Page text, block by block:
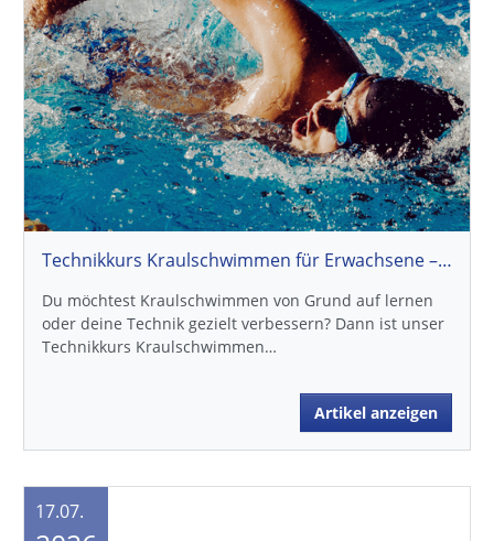
Technikkurs Kraulschwimmen für Erwachsene – Jetzt für den Herbst 2026 anmelden
Du möchtest Kraulschwimmen von Grund auf lernen
oder deine Technik gezielt verbessern? Dann ist unser
Technikkurs Kraulschwimmen…
Artikel anzeigen
17.07.